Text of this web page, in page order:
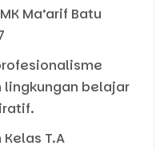
Ma’arif Batu
lingkungan belajar
T.A